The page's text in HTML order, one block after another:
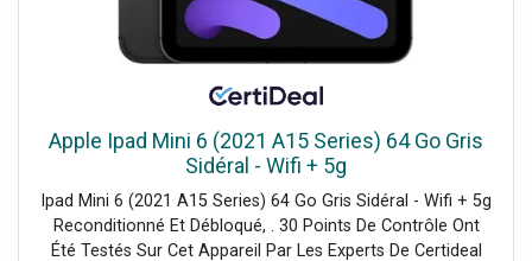
Apple Ipad Mini 6 (2021 A15 Series) 64 Go Gris
Sidéral - Wifi + 5g
Ipad Mini 6 (2021 A15 Series) 64 Go Gris Sidéral - Wifi + 5g
Reconditionné Et Débloqué, . 30 Points De Contrôle Ont
Été Testés Sur Cet Appareil Par Les Experts De Certideal